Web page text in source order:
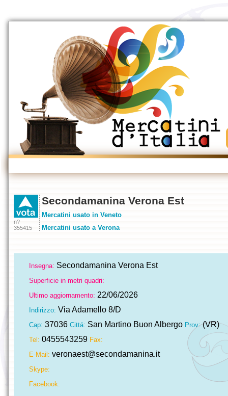
n?
355415
Secondamanina Verona Est
Mercatini usato in Veneto
Mercatini usato a Verona
Insegna: Secondamanina Verona Est
Superficie in metri quadri:
Ultimo aggiornamento: 22/06/2026
Indirizzo: Via Adamello 8/D
Cap: 37036 Cittá: San Martino Buon Albergo Prov:(VR)
Tel: 0455543259 Fax:
E-Mail: veronaest@secondamanina.it
Skype:
Facebook: